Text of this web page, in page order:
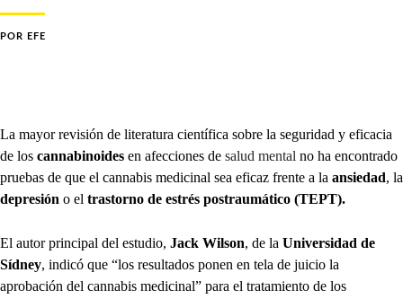
POR EFE
La mayor revisión de literatura científica sobre la seguridad y eficacia
de los cannabinoides en afecciones de salud mental no ha encontrado
pruebas de que el cannabis medicinal sea eficaz frente a la ansiedad, la
depresión o el trastorno de estrés postraumático (TEPT).
El autor principal del estudio, Jack Wilson, de la Universidad de
Sídney, indicó que “los resultados ponen en tela de juicio la
aprobación del cannabis medicinal” para el tratamiento de los